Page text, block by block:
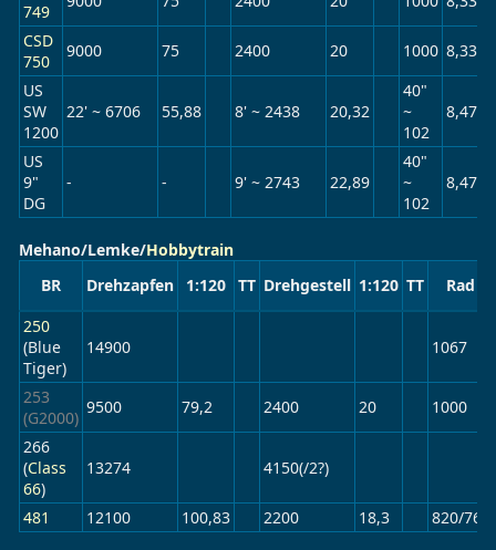
749
CSD
750
9000 75 2400 20 1000 8,33
US
SW
1200
22' ~ 6706 55,88 8' ~ 2438 20,32
40"
~
102
8,47
US
9"
DG
- - 9' ~ 2743 22,89
40"
~
102
8,47
Mehano/Lemke/Hobbytrain
BR
Drehzapfen 1:120 TT Drehgestell 1:120 TT
Rad
250
(Blue
Tiger)
14900 1067
253
(G2000)
9500 79,2 2400 20
1000
266
(Class
66)
13274 4150(/2?)
481 12100 100,83 2200 18,3 820/760